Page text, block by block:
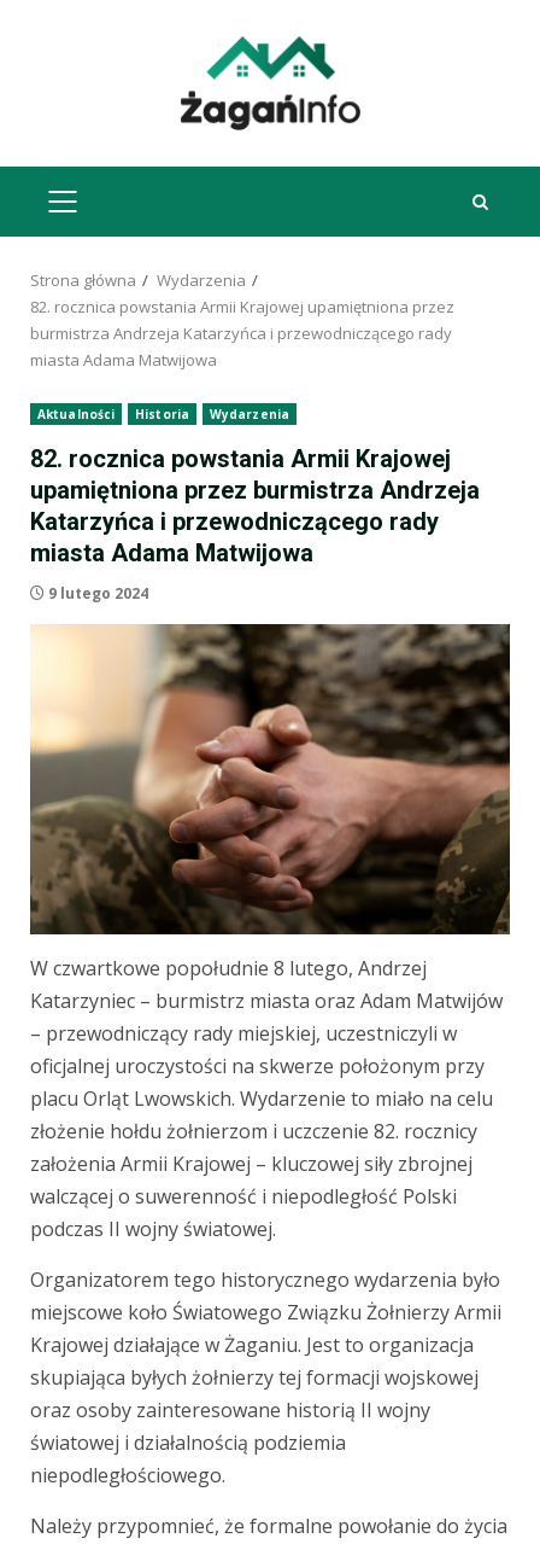
MENU
GŁÓWNE
Strona główna
Wydarzenia
82. rocznica powstania Armii Krajowej upamiętniona przez
burmistrza Andrzeja Katarzyńca i przewodniczącego rady
miasta Adama Matwijowa
Aktualności Historia Wydarzenia
82. rocznica powstania Armii Krajowej
upamiętniona przez burmistrza Andrzeja
Katarzyńca i przewodniczącego rady
miasta Adama Matwijowa
9 lutego 2024
W czwartkowe popołudnie 8 lutego, Andrzej
Katarzyniec – burmistrz miasta oraz Adam Matwijów
– przewodniczący rady miejskiej, uczestniczyli w
oficjalnej uroczystości na skwerze położonym przy
placu Orląt Lwowskich. Wydarzenie to miało na celu
złożenie hołdu żołnierzom i uczczenie 82. rocznicy
założenia Armii Krajowej – kluczowej siły zbrojnej
walczącej o suwerenność i niepodległość Polski
podczas II wojny światowej.
Organizatorem tego historycznego wydarzenia było
miejscowe koło Światowego Związku Żołnierzy Armii
Krajowej działające w Żaganiu. Jest to organizacja
skupiająca byłych żołnierzy tej formacji wojskowej
oraz osoby zainteresowane historią II wojny
światowej i działalnością podziemia
niepodległościowego.
Należy przypomnieć, że formalne powołanie do życia